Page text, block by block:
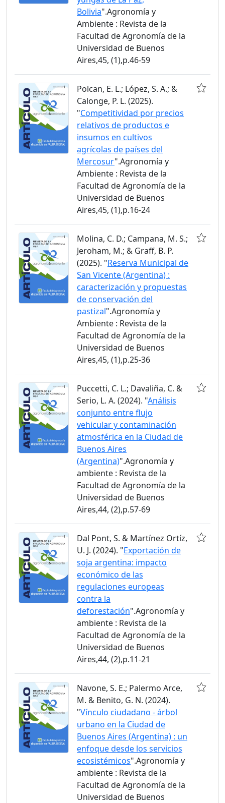
Bolivia".Agronomía y
Ambiente : Revista de la
Facultad de Agronomía de la
Universidad de Buenos
Aires,45, (1),p.46-59
Polcan, E. L.; López, S. A.; &
Calonge, P. L. (2025).
"Competitividad por precios
relativos de productos e
insumos en cultivos
agrícolas de países del
Mercosur".Agronomía y
Ambiente : Revista de la
Facultad de Agronomía de la
Universidad de Buenos
Aires,45, (1),p.16-24
Molina, C. D.; Campana, M. S.;
Jeroham, M.; & Graff, B. P.
(2025). "Reserva Municipal de
San Vicente (Argentina) :
caracterización y propuestas
de conservación del
pastizal".Agronomía y
Ambiente : Revista de la
Facultad de Agronomía de la
Universidad de Buenos
Aires,45, (1),p.25-36
Puccetti, C. L.; Davaliña, C. &
Serio, L. A. (2024). "Análisis
conjunto entre flujo
vehicular y contaminación
atmosférica en la Ciudad de
Buenos Aires
(Argentina)".Agronomía y
ambiente : Revista de la
Facultad de Agronomía de la
Universidad de Buenos
Aires,44, (2),p.57-69
Dal Pont, S. & Martínez Ortíz,
U. J. (2024). "Exportación de
soja argentina: impacto
económico de las
regulaciones europeas
contra la
deforestación".Agronomía y
ambiente : Revista de la
Facultad de Agronomía de la
Universidad de Buenos
Aires,44, (2),p.11-21
Navone, S. E.; Palermo Arce,
M. & Benito, G. N. (2024).
"Vínculo ciudadano - árbol
urbano en la Ciudad de
Buenos Aires (Argentina) : un
enfoque desde los servicios
ecosistémicos".Agronomía y
ambiente : Revista de la
Facultad de Agronomía de la
Universidad de Buenos